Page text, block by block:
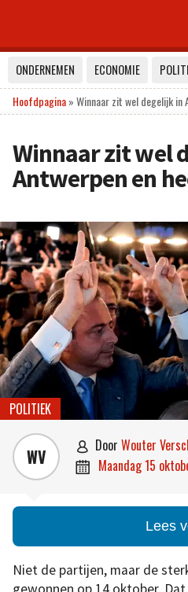
ONDERNEMEN ECONOMIE
Hoofdpagina»Winnaar zit wel degelijk in
Winnaar zit wel
Antwerpen en
POLITIEK
WV  door Wouter
 maandag 15
Lees
Niet de partijen, maar de